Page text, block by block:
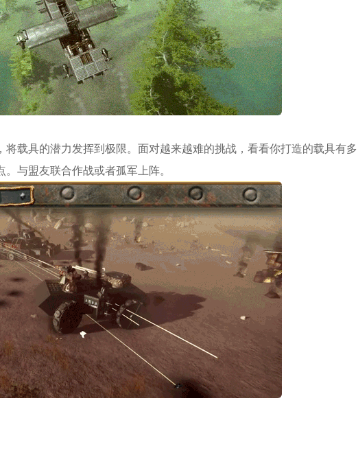
载具的潜力发挥到极限。面对越来越难的挑战，看看你打造的载具有多
与盟友联合作战或者孤军上阵。